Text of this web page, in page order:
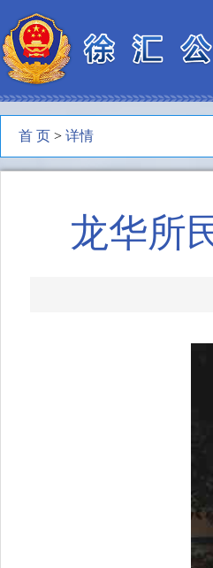
首 页 > 详情
龙华所